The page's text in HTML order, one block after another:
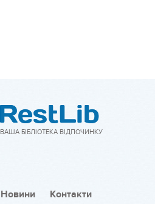
ВАША БІБЛІОТЕКА ВІДПОЧИНКУ
Новини Контакти